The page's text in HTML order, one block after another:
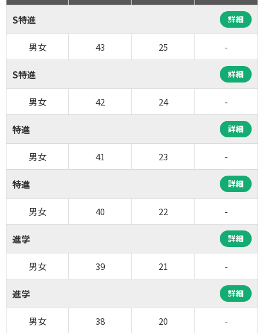
S特進 詳細
男女 43 25 -
S特進 詳細
男女 42 24 -
特進 詳細
男女 41 23 -
特進 詳細
男女 40 22 -
進学 詳細
男女 39 21 -
進学 詳細
男女 38 20 -